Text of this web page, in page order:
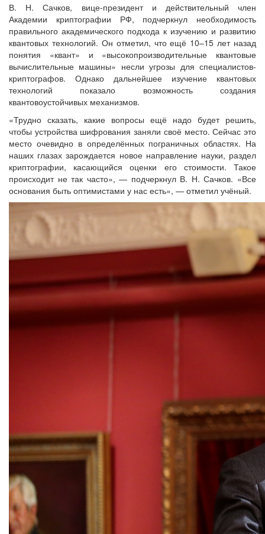
В. Н. Сачков, вице-президент и действительный член
Академии криптографии РФ, подчеркнул необходимость
правильного академического подхода к изучению и развитию
квантовых технологий. Он отметил, что ещё 10–15 лет назад
понятия «квант» и «высокопроизводительные квантовые
вычислительные машины» несли угрозы для специалистов-
криптографов. Однако дальнейшее изучение квантовых
технологий показало возможность создания
квантовоустойчивых механизмов.
«Трудно сказать, какие вопросы ещё надо будет решить,
чтобы устройства шифрования заняли своё место. Сейчас это
место очевидно в определённых пограничных областях. На
наших глазах зарождается новое направление науки, раздел
криптографии, касающийся оценки его стоимости. Такое
происходит не так часто», — подчеркнул В. Н. Сачков. «Все
основания быть оптимистами у нас есть», — отметил учёный.